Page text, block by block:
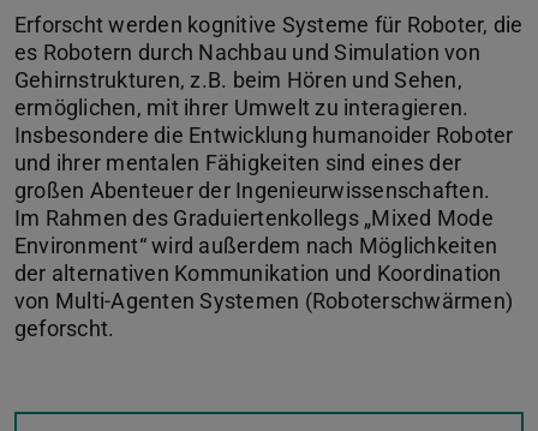
Erforscht werden kognitive Systeme für Roboter, die
es Robotern durch Nachbau und Simulation von
Gehirnstrukturen, z.B. beim Hören und Sehen,
ermöglichen, mit ihrer Umwelt zu interagieren.
Insbesondere die Entwicklung humanoider Roboter
und ihrer mentalen Fähigkeiten sind eines der
großen Abenteuer der Ingenieurwissenschaften.
Im Rahmen des Graduiertenkollegs „Mixed Mode
Environment“ wird außerdem nach Möglichkeiten
der alternativen Kommunikation und Koordination
von Multi-Agenten Systemen (Roboterschwärmen)
geforscht.